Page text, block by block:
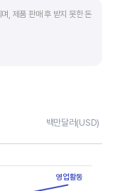
, 제품 판매 후 받지 못한 돈
→ 현금으로 회수되는
래처로부터 현금으로
을수록 좋습니다. 매입채무
백만달러(USD)
영업활동